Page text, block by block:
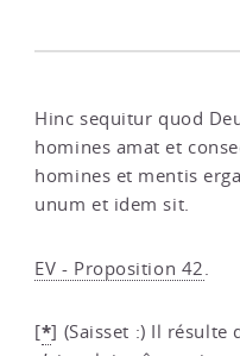
Hinc sequitur quod
homines amat et
homines et mentis
unum et idem sit.
EV - Proposition 42.
[*] (Saisset :) Il résulte